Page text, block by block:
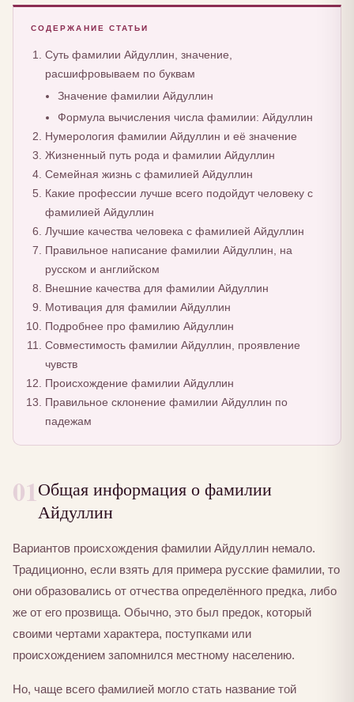
СОДЕРЖАНИЕ СТАТЬИ
Суть фамилии Айдуллин, значение,
расшифровываем по буквам
Значение фамилии Айдуллин
Формула вычисления числа фамилии: Айдуллин
Нумерология фамилии Айдуллин и её значение
Жизненный путь рода и фамилии Айдуллин
Семейная жизнь с фамилией Айдуллин
Какие профессии лучше всего подойдут человеку с
фамилией Айдуллин
Лучшие качества человека с фамилией Айдуллин
Правильное написание фамилии Айдуллин, на
русском и английском
Внешние качества для фамилии Айдуллин
Мотивация для фамилии Айдуллин
Подробнее про фамилию Айдуллин
Совместимость фамилии Айдуллин, проявление
чувств
Происхождение фамилии Айдуллин
Правильное склонение фамилии Айдуллин по
падежам
01Общая информация о фамилии
Айдуллин
Вариантов происхождения фамилии Айдуллин немало.
Традиционно, если взять для примера русские фамилии, то
они образовались от отчества определённого предка, либо
же от его прозвища. Обычно, это был предок, который
своими чертами характера, поступками или
происхождением запомнился местному населению.
Но, чаще всего фамилией могло стать название той